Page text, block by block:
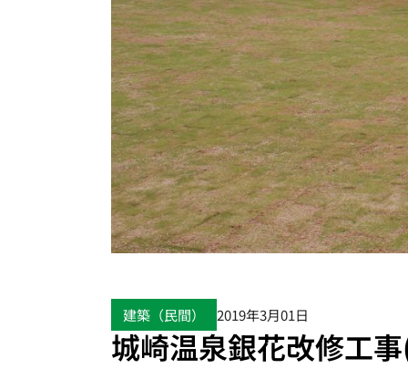
建築（民間） 2019年3月01日
城崎温泉銀花改修工